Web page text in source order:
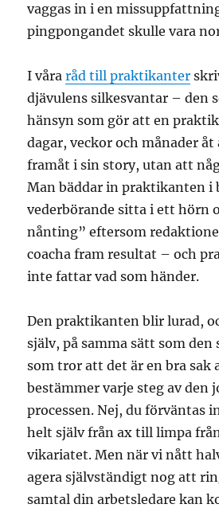
vaggas in i en
pingpongandet skulle vara
I våraråd till praktikanter
djävulens silkesvantar – den
hänsyn som gör att en
dagar, veckor och månader
framåt i sin story, utan att
Man bäddar in praktikanten i
vederbörande sitta i ett hörn
nånting” eftersom
coacha fram resultat – och
inte fattar vad som händer.
Den praktikanten blir lurad,
själv, på samma sätt som
som tror att det är en bra sak
bestämmer varje steg av den
processen. Nej, du förväntas
helt själv från ax till limpa
vikariatet. Men när vi nått
agera självständigt nog att
samtal din arbetsledare kan